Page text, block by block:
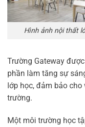
Hình ảnh nội thất
Trường Gateway
phần làm tăng sự
lớp học, đảm bảo
trường.
Một môi trường học